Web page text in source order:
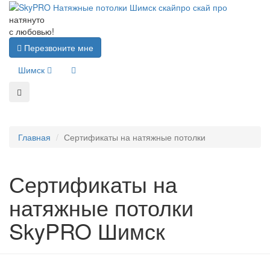
натянуто
с любовью!
Перезвоните мне
Шимск
Главная Сертификаты на натяжные потолки
Сертификаты на
натяжные потолки
SkyPRO Шимск